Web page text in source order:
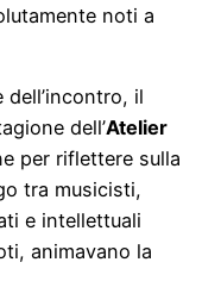
noti a
il
dell’Atelier
per riflettere sulla
tra musicisti,
e intellettuali
animavano la